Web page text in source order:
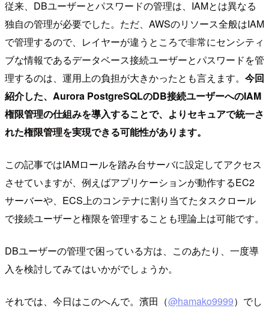
従来、DBユーザーとパスワードの管理は、IAMとは異なる
独自の管理が必要でした。ただ、AWSのリソース全般はIAM
で管理するので、レイヤーが違うところで非常にセンシティ
ブな情報であるデータベース接続ユーザーとパスワードを管
理するのは、運用上の負担が大きかったとも言えます。 今回
紹介した、Aurora PostgreSQLのDB接続ユーザーへのIAM
権限管理の仕組みを導入することで、よりセキュアで統一さ
れた権限管理を実現できる可能性があります。
この記事ではIAMロールを踏み台サーバに設定してアクセス
させていますが、例えばアプリケーションが動作するEC2
サーバーや、ECS上のコンテナに割り当てたタスクロール
で接続ユーザーと権限を管理することも理論上は可能です。
DBユーザーの管理で困っている方は、このあたり、一度導
入を検討してみてはいかがでしょうか。
それでは、今日はこのへんで。濱田（@hamako9999）でし